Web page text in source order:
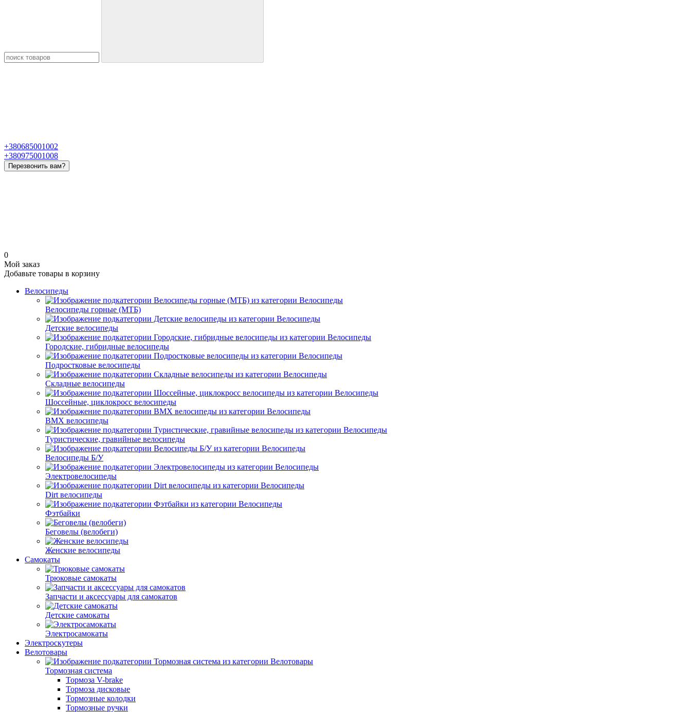
+380685001002
+380975001008
Перезвонить вам?
0
Мой заказ
Добавьте товары в корзину
Велосипеды
Велосипеды горные (МТБ)
Детские велосипеды
Городские, гибридные велосипеды
Подростковые велосипеды
Складные велосипеды
Шоссейные, циклокросс велосипеды
BMX велосипеды
Туристические, гравийные велосипеды
Велосипеды Б/У
Электровелосипеды
Dirt велосипеды
Фэтбайки
Беговелы (велобеги)
Женские велосипеды
Самокаты
Трюковые самокаты
Запчасти и аксессуары для самокатов
Детские самокаты
Электросамокаты
Электроскутеры
Велотовары
Тормозная система
Тормоза V-brake
Тормоза дисковые
Тормозные колодки
Тормозные ручки